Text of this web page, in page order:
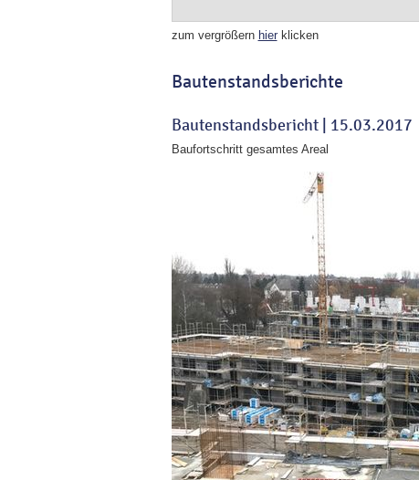
zum vergrößern hierklicken
Bautenstandsberichte
Bautenstandsbericht | 15.03.2017
Baufortschritt gesamtes Areal